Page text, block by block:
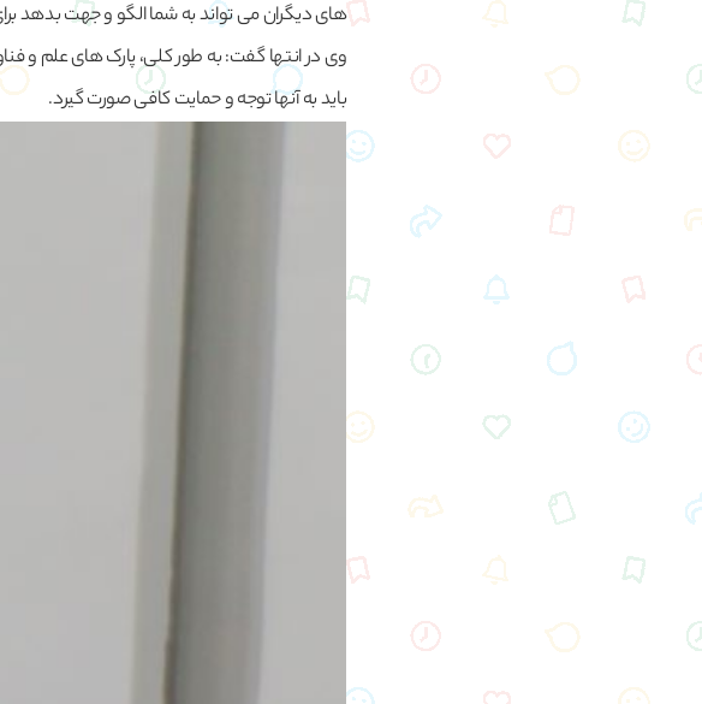
های دیگران می تواند به شما الگو و جهت بدهد
وی در انتها گفت: به طور کلی، پارک های علم و
باید به آنها توجه و حمایت کافی صورت گیرد.